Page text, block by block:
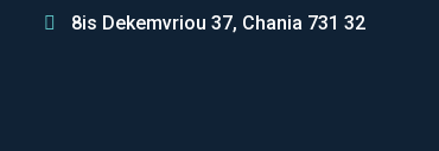
8is Dekemvriou 37, Chania 731 32